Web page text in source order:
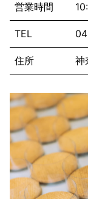
営業時間
TEL
住所 神